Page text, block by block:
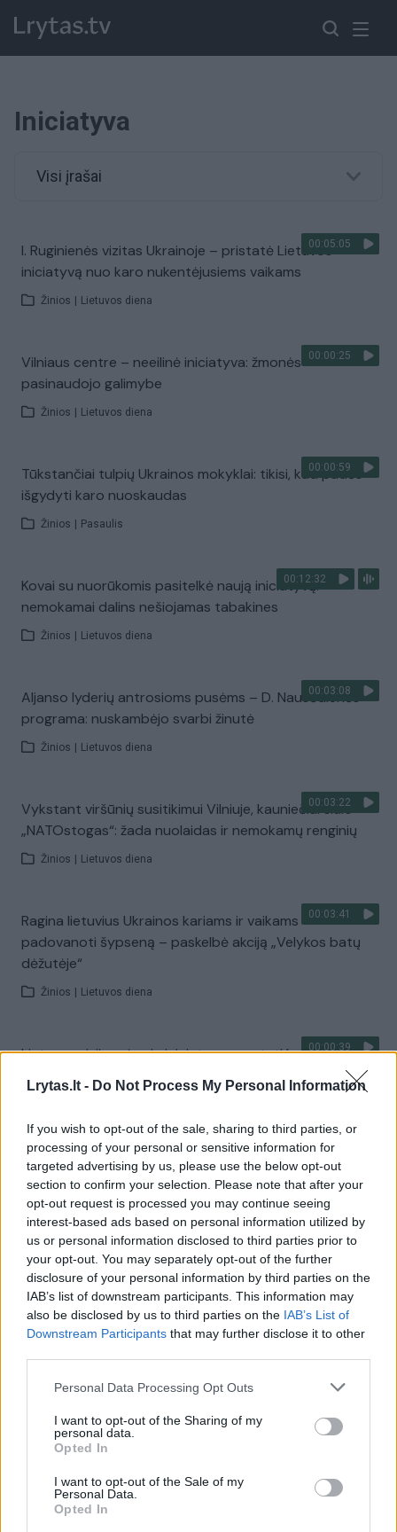
Lrytas.lt - Do Not Process My Personal Information
If you wish to opt-out of the sale, sharing to third parties, or
processing of your personal or sensitive information for
targeted advertising by us, please use the below opt-out
section to confirm your selection. Please note that after your
opt-out request is processed you may continue seeing
interest-based ads based on personal information utilized by
us or personal information disclosed to third parties prior to
your opt-out. You may separately opt-out of the further
disclosure of your personal information by third parties on the
IAB’s list of downstream participants. This information may
also be disclosed by us to third parties on the IAB’s List of
Downstream Participants that may further disclose it to other
Personal Data Processing Opt Outs
I want to opt-out of the Sharing of my
personal data.
Opted In
I want to opt-out of the Sale of my
Personal Data.
Opted In
Iniciatyva
Visi įrašai
00:05:05
I. Ruginienės vizitas Ukrainoje – pristatė Lietuvos
iniciatyvą nuo karo nukentėjusiems vaikams
Žinios Lietuvos diena
00:00:25
Vilniaus centre – neeilinė iniciatyva: žmonės
pasinaudojo galimybe
Žinios Lietuvos diena
00:00:59
Tūkstančiai tulpių Ukrainos mokyklai: tikisi, kad padės
išgydyti karo nuoskaudas
Žinios Pasaulis
00:12:32
Kovai su nuorūkomis pasitelkė naują iniciatyvą:
nemokamai dalins nešiojamas tabakines
Žinios Lietuvos diena
00:03:08
Aljanso lyderių antrosioms pusėms – D. Nausėdienės
programa: nuskambėjo svarbi žinutė
Žinios Lietuvos diena
00:03:22
Vykstant viršūnių susitikimui Vilniuje, kauniečiai siūlo
„NATOstogas“: žada nuolaidas ir nemokamų renginių
Žinios Lietuvos diena
00:03:41
Ragina lietuvius Ukrainos kariams ir vaikams
padovanoti šypseną – paskelbė akciją „Velykos batų
dėžutėje“
Žinios Lietuvos diena
00:00:39
Lietuva prisijungė prie iniciatyvos vystyti bendrą oro
Neįprasta Klaipėdos licėjaus iniciatyva: vietoje gėlių
moksleiviai raginami paremti skurstančiuosius
Žinios | Lietuvos diena
00:02:50
Turto bankas skelbia naują iniciatyvą – „putinOut“:
skatins visuomenę taupyti elektrą
Žinios Lietuvos diena
00:01:12
Unikali VDU užsienio studentų iniciatyva: sugalvoję, kaip
Ukrainai
,,Pfizer'' iniciatyva: ekonomiškai silpnesnėms šalims